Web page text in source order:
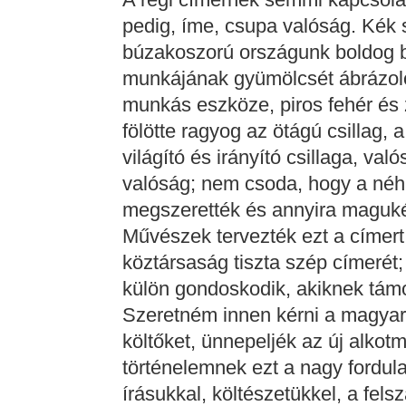
pedig, íme, csupa valóság.
búzakoszorú országunk boldog
munkájának gyümölcsét
munkás eszköze, piros fehér
fölötte ragyog az ötágú csillag,
világító és irányító csillaga,
valóság; nem csoda, hogy a
megszerették és annyira
Művészek tervezték ezt a
köztársaság tiszta szép
külön gondoskodik, akiknek
Szeretném innen kérni a
költőket, ünnepeljék az új
történelemnek ezt a nagy
írásukkal, költészetükkel, a